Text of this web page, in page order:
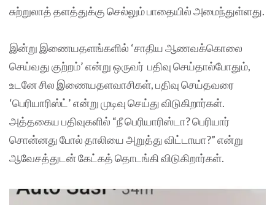
சுற்றுலாத் தளத்துக்கு செல்லும் பாதையில் அமைந்துள்ளது.
இன்று இணையதளங்களில் ‘சாதிய ஆணவக்கொலை
செய்வது குற்றம்’ என்று ஒருவர் பதிவு செய்தால்போதும்,
உடனே சில இணையதளவாசிகள், பதிவு செய்தவரை
‘பெரியாரிஸ்ட்’ என்று முடிவு செய்து விடுகிறார்கள்.
அத்தகைய பதிவுகளில் “நீ பெரியாரிஸ்டா? பெரியார்
சொன்னது போல் தாலியை அறுத்து விட்டாயா?” என்று
ஆவேசத்துடன் கேட்கத் தொடங்கி விடுகிறார்கள்.